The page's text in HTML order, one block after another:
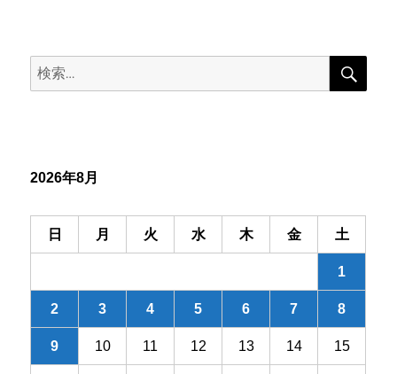
ゲ
ン
検
索:
検
2026年8月
日 月 火 水 木 金 土
1
2 3 4 5 6 7 8
9 10 11 12 13 14 15